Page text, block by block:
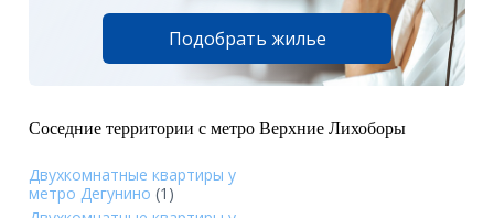
Подобрать жилье
Соседние территории с метро Верхние Лихоборы
Двухкомнатные квартиры у
метро Дегунино (1)